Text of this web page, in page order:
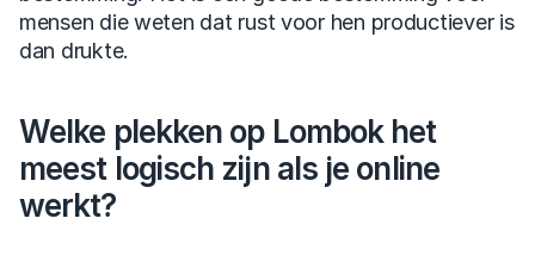
mensen die weten dat rust voor hen productiever is
dan drukte.
Welke plekken op Lombok het
meest logisch zijn als je online
werkt?